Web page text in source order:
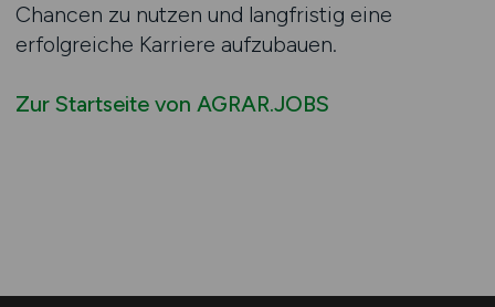
Chancen zu nutzen und langfristig eine
erfolgreiche Karriere aufzubauen.
Zur Startseite von AGRAR.JOBS